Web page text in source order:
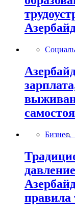
Бизнес,
правила